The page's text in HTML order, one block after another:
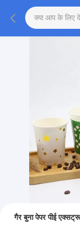
गैर बुना पेपर पीई